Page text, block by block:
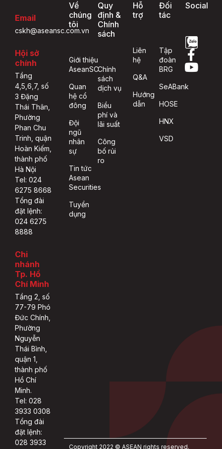
Email
cskh@aseansc.com.vn
Hội sở
chính
Tầng
4,5,6,7, số
3 Đặng
Thái Thân,
Phường
Phan Chu
Trinh, quận
Hoàn Kiếm,
thành phố
Hà Nội
Tel: 024
6275 8668
Tổng đài
đặt lệnh:
024 6275
8888
Chi
nhánh
Tp. Hồ
Chí Minh
Tầng 2, số
77-79 Phó
Đức Chính,
Phường
Nguyễn
Thái Bình,
quận 1,
thành phố
Hồ Chí
Minh.
Tel: 028
3933 0308
Tổng đài
đặt lệnh:
028 3933
Về
chúng
tôi
Giới thiệu
AseanSC
Quan
hệ cổ
đông
Đội
ngũ
nhân
sự
Tin tức
Asean
Securities
Tuyển
dụng
Quy
định &
Chính
sách
Chính
sách
dịch vụ
Biểu
phí và
lãi suất
Công
bố rủi
ro
Hỗ
trợ
Liên
hệ
Q&A
Hướng
dẫn
Đối
tác
Tập
đoàn
BRG
SeABank
HOSE
HNX
VSD
Social
Copyright 2022 © ASEAN rights reserved.